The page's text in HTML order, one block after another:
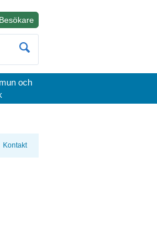
BesökareÖppnas i nytt fönster.
och
Kontakt